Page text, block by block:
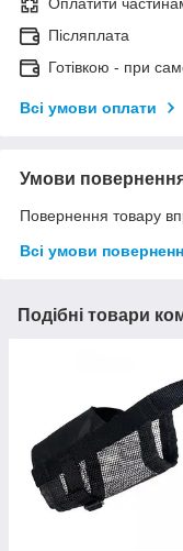
Оплатити
Післяплата
Готівкою - при
Всі умови оплати
Умови
Повернення товару
Всі умови
Подібні товари